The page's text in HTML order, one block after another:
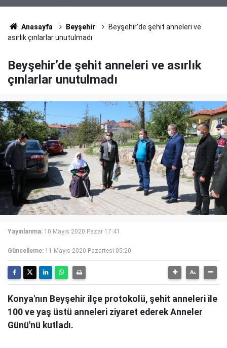
Anasayfa Beyşehir
Beyşehir’de şehit anneleri ve
asırlık çınlarlar unutulmadı
Beyşehir’de şehit anneleri ve asırlık
çınlarlar unutulmadı
Yayınlanma: 10 Mayıs 2020 Pazar 17:41
Güncelleme: 11 Mayıs 2020 Pazartesi 05:20
Konya'nın Beyşehir ilçe protokolü, şehit anneleri ile
100 ve yaş üstü anneleri ziyaret ederek Anneler
Günü'nü kutladı.